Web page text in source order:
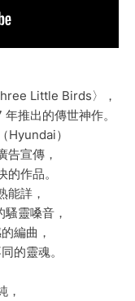
Little Birds〉，
推出的傳世神作。
Hyundai）
告宣傳，
作品。
能詳，
靈嗓音，
編曲，
的靈魂。
，